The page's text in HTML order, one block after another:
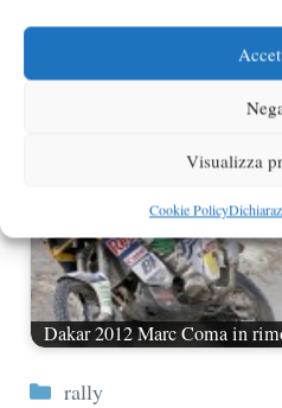
Visualizza
Cookie Policy
Dakar 2012 Marc Coma in
Categorie
rally